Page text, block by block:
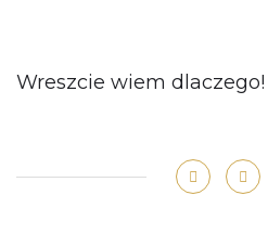
Wreszcie wiem dlaczego!